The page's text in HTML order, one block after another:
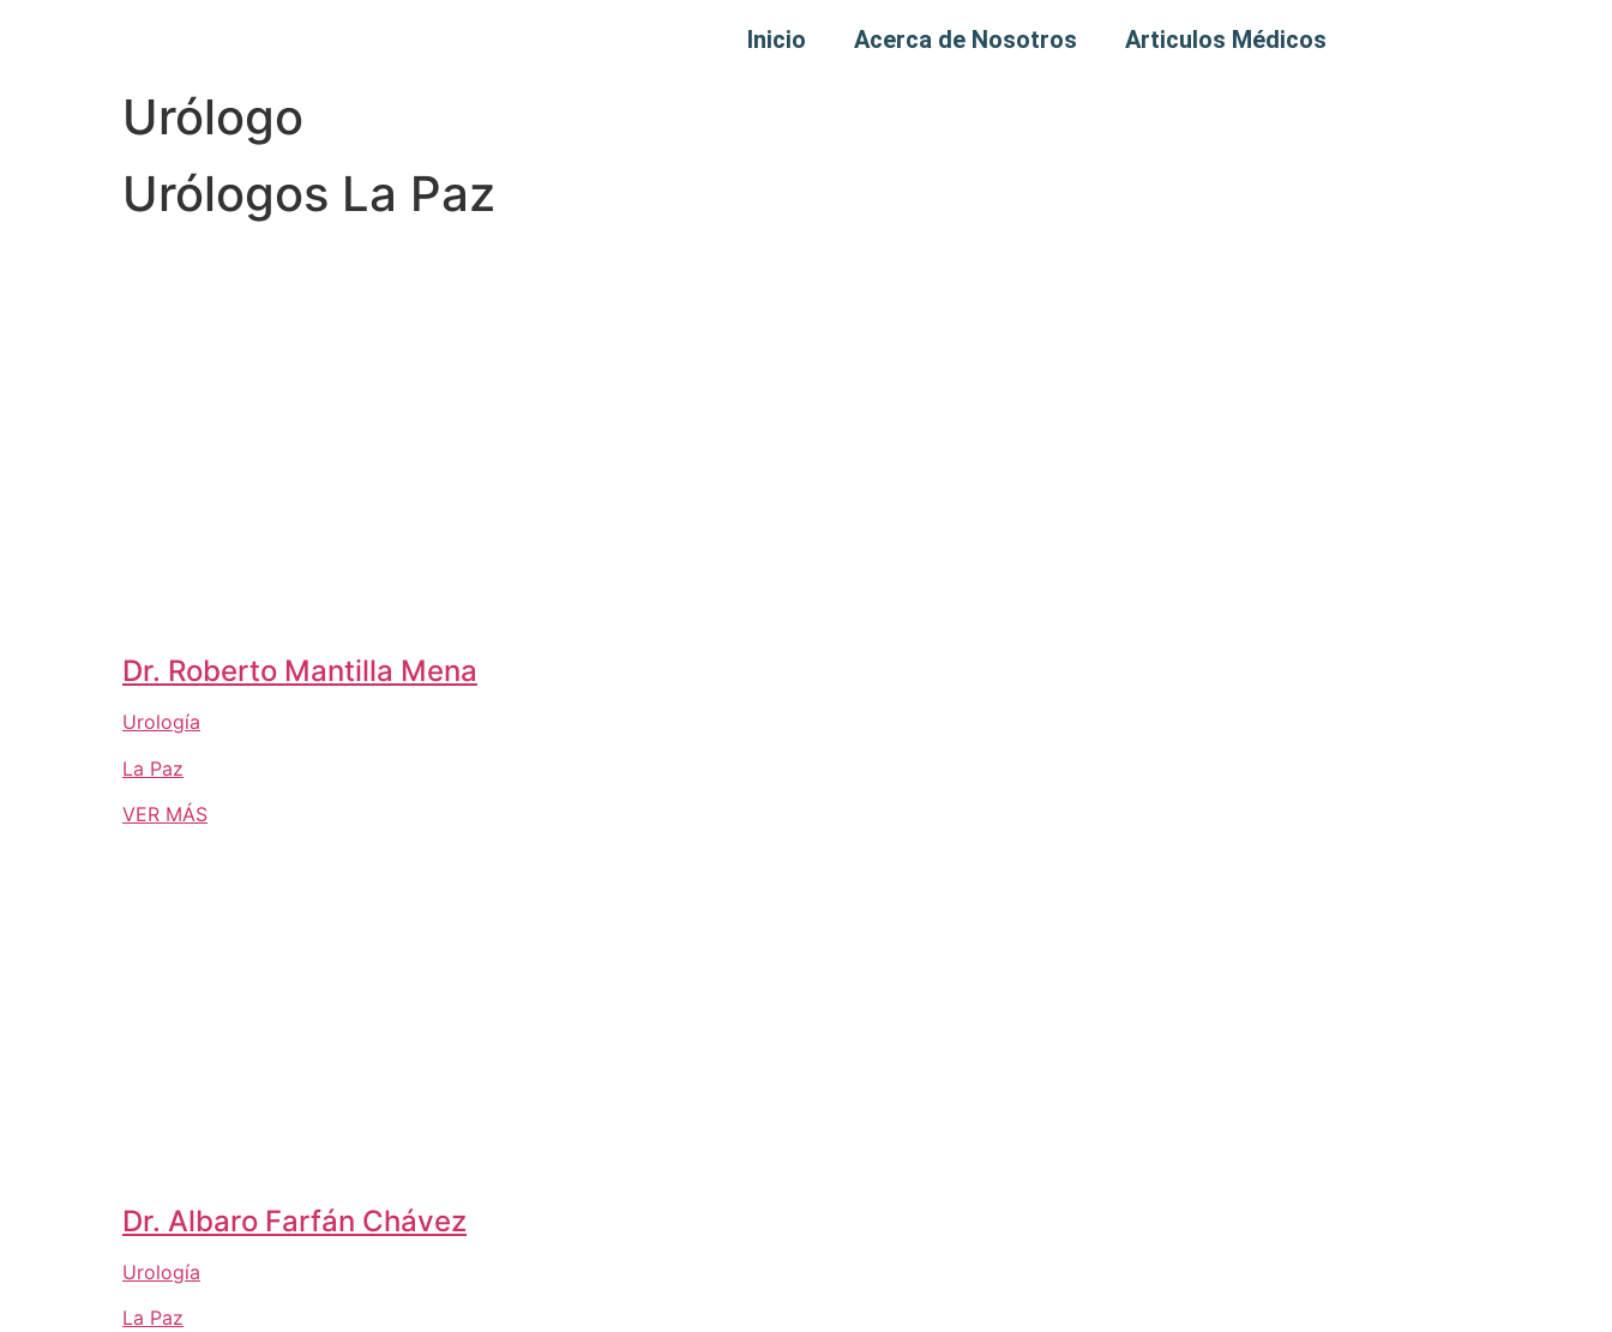
Inicio Acerca de Nosotros Articulos Médicos
Urólogo
Urólogos La Paz
Dr. Roberto Mantilla Mena
Urología
La Paz
VER MÁS
Dr. Albaro Farfán Chávez
Urología
La Paz